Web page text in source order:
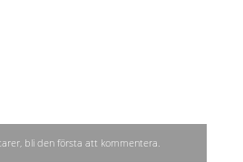
bli den första att kommentera.